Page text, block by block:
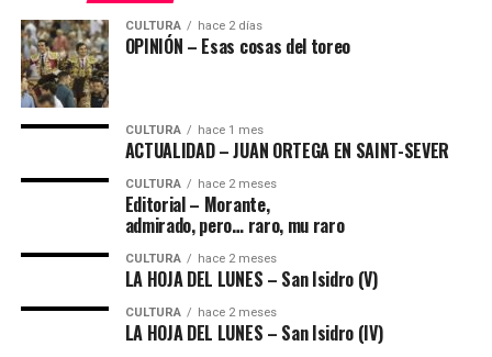
CULTURA hace 2 días
OPINIÓN – Esas cosas del toreo
CULTURA hace 1 mes
ACTUALIDAD – JUAN ORTEGA EN SAINT-SEVER
CULTURA hace 2 meses
Editorial – Morante,
admirado, pero… raro, mu raro
CULTURA hace 2 meses
LA HOJA DEL LUNES – San Isidro (V)
CULTURA hace 2 meses
LA HOJA DEL LUNES – San Isidro (IV)